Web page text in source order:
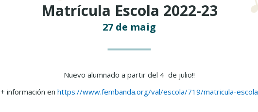
Matrícula Escola 2022-23
27 de maig
Nuevo alumnado a partir del 4 de julio!!
+ información en https://www.fembanda.org/val/escola/719/matricula-escola